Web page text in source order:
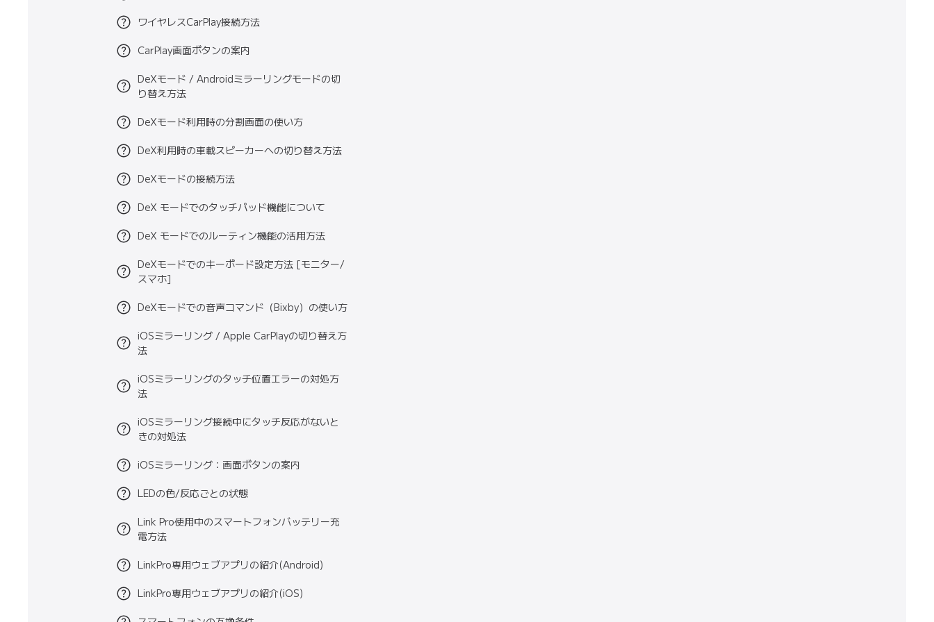
ワイヤレスCarPlay接続方法
CarPlay画面ボタンの案内
DeXモード / Androidミラーリングモードの切
り替え方法
DeXモード利用時の分割画面の使い方
DeX利用時の車載スピーカーへの切り替え方法
DeXモードの接続方法
DeX モードでのタッチパッド機能について
DeX モードでのルーティン機能の活用方法
DeXモードでのキーボード設定方法 [モニター/
スマホ]
DeXモードでの音声コマンド（Bixby）の使い方
iOSミラーリング / Apple CarPlayの切り替え方
法
iOSミラーリングのタッチ位置エラーの対処方
法
iOSミラーリング接続中にタッチ反応がないと
きの対処法
iOSミラーリング：画面ボタンの案内
LEDの色/反応ごとの状態
Link Pro使用中のスマートフォンバッテリー充
電方法
LinkPro専用ウェブアプリの紹介(Android)
LinkPro専用ウェブアプリの紹介(iOS)